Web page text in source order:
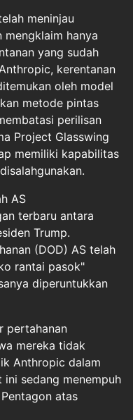
meninjau
hanya
yang sudah
kerentanan
oleh model
metode pintas
perilisan
Project Glasswing
memiliki kapabilitas
AS
terbaru antara
Trump.
(DOD) AS telah
rantai pasok"
diperuntukkan
pertahanan
mereka tidak
Anthropic dalam
sedang menempuh
atas